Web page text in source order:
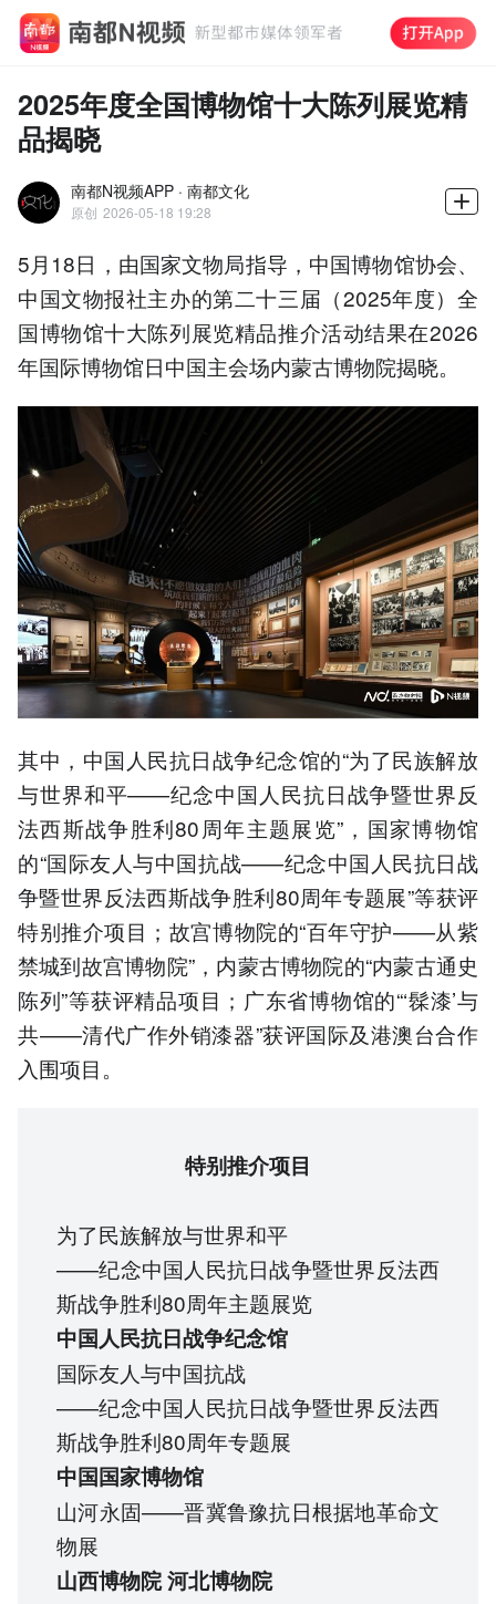
2025年度全国博物馆十大陈列展览精
品揭晓
南都N视频APP · 南都文化
原创 2026-05-18 19:28
5月18日，由国家文物局指导，中国博物馆协会、
中国文物报社主办的第二十三届（2025年度）全
国博物馆十大陈列展览精品推介活动结果在2026
年国际博物馆日中国主会场内蒙古博物院揭晓。
其中，中国人民抗日战争纪念馆的“为了民族解放
与世界和平——纪念中国人民抗日战争暨世界反
法西斯战争胜利80周年主题展览”，国家博物馆
的“国际友人与中国抗战——纪念中国人民抗日战
争暨世界反法西斯战争胜利80周年专题展”等获评
特别推介项目；故宫博物院的“百年守护——从紫
禁城到故宫博物院”，内蒙古博物院的“内蒙古通史
陈列”等获评精品项目；广东省博物馆的“‘髹漆’与
共——清代广作外销漆器”获评国际及港澳台合作
入围项目。
特别推介项目
为了民族解放与世界和平
——纪念中国人民抗日战争暨世界反法西
斯战争胜利80周年主题展览
中国人民抗日战争纪念馆
国际友人与中国抗战
——纪念中国人民抗日战争暨世界反法西
斯战争胜利80周年专题展
中国国家博物馆
山河永固——晋冀鲁豫抗日根据地革命文
物展
山西博物院河北博物院